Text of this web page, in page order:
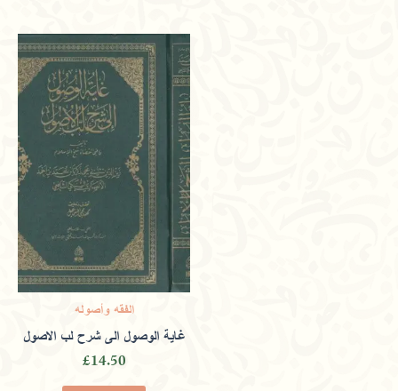
Only logged in customers who have purchased this
product may leave a review.
الفقه وأصوله
غاية الوصول الى شرح لب الاصول
£14.50